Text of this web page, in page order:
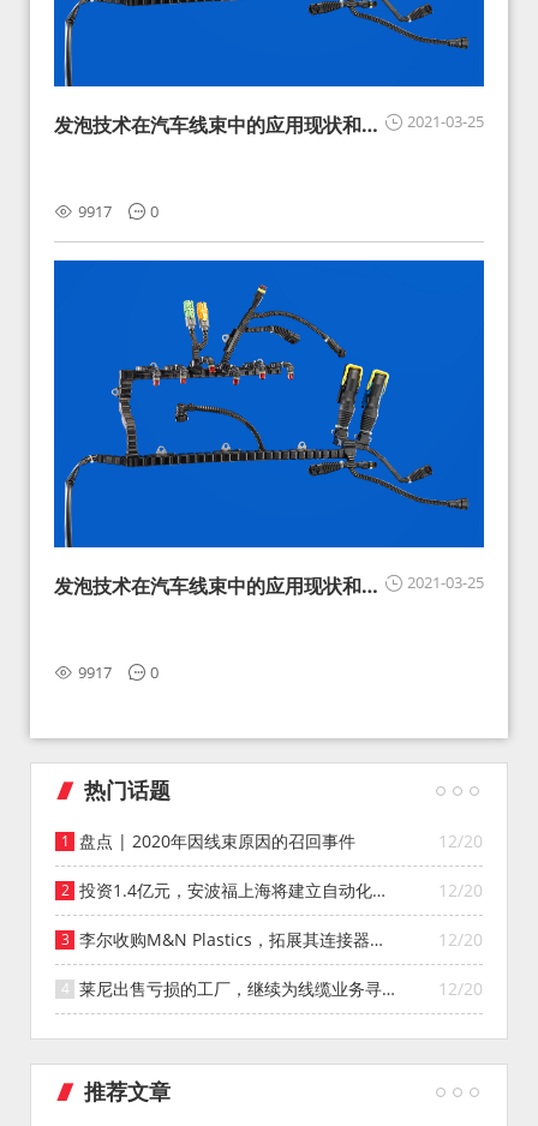
2021-03-25
发泡技术在汽车线束中的应用现状和展
9917 0
2021-03-25
发泡技术在汽车线束中的应用现状和展
9917 0
热门话题
12/20
盘点 | 2020年因线束原因的召回事件
12/20
投资1.4亿元，安波福上海将建立自动化智
能仓库
12/20
李尔收购M&N Plastics，拓展其连接器系
统业务
12/20
莱尼出售亏损的工厂，继续为线缆业务寻找
投资者
推荐文章